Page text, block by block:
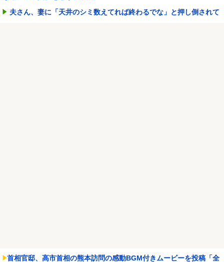
夫さん、妻に「天井のシミ数えてれば終わるでな」と押し倒されて
首相官邸、高市首相の熊本訪問の感動BGM付きムービーを投稿「全